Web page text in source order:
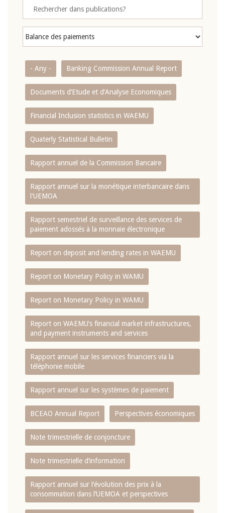
- Any - Banking Commission Annual Report
Documents d’Etude et d’Analyse Economiques
Financial Inclusion statistics in WAEMU
Quaterly Statistical Bulletin
Rapport annuel de la Commission Bancaire
Rapport annuel sur la monétique interbancaire dans
l'UEMOA
Rapport semestriel de surveillance des services de
paiement adossés à la monnaie électronique
Report on deposit and lending rates in WAEMU
Report on Monetary Policy in WAMU
Report on Monetary Policy in WAMU
Report on WAEMU’s financial market infrastructures,
and payment instruments and services
Rapport annuel sur les services financiers via la
téléphonie mobile
Rapport annuel sur les systèmes de paiement
BCEAO Annual Report Perspectives économiques
Note trimestrielle de conjoncture
Note trimestrielle d‘information
Rapport annuel sur l‘évolution des prix à la
consommation dans l‘UEMOA et perspectives